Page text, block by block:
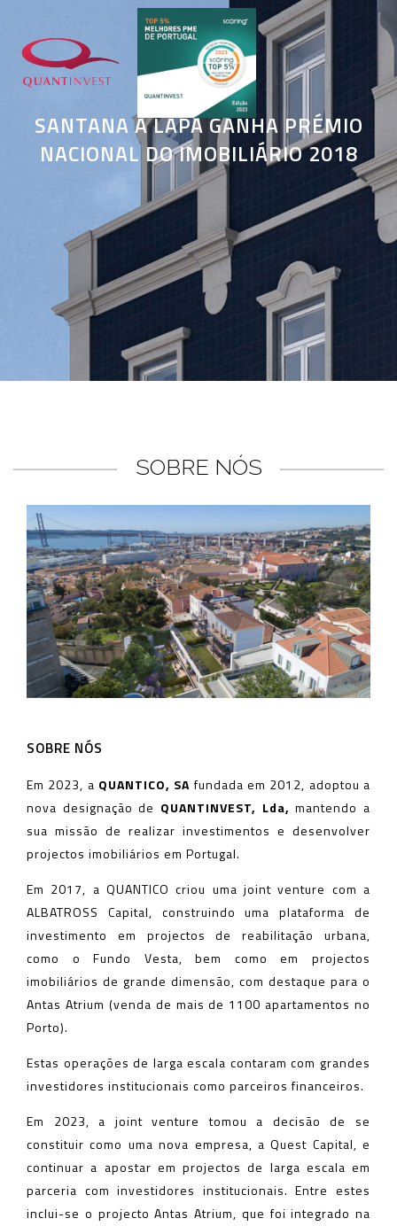
SANTANA À LAPA GANHA PRÉMIO
NACIONAL DO IMOBILIÁRIO 2018
SOBRE NÓS
SOBRE NÓS
Em 2023, a QUANTICO, SA fundada em 2012, adoptou a
nova designação de QUANTINVEST, Lda,mantendo a
sua missão de realizar investimentos e desenvolver
projectos imobiliários em Portugal.
Em 2017, a QUANTICO criou uma joint venture com a
ALBATROSS Capital, construindo uma plataforma de
investimento em projectos de reabilitação urbana,
como o Fundo Vesta, bem como em projectos
imobiliários de grande dimensão, com destaque para o
Antas Atrium (venda de mais de 1100 apartamentos no
Porto).
Estas operações de larga escala contaram com grandes
investidores institucionais como parceiros financeiros.
Em 2023, a joint venture tomou a decisão de se
constituir como uma nova empresa, a Quest Capital, e
continuar a apostar em projectos de larga escala em
parceria com investidores institucionais. Entre estes
inclui-se o projecto Antas Atrium, que foi integrado na